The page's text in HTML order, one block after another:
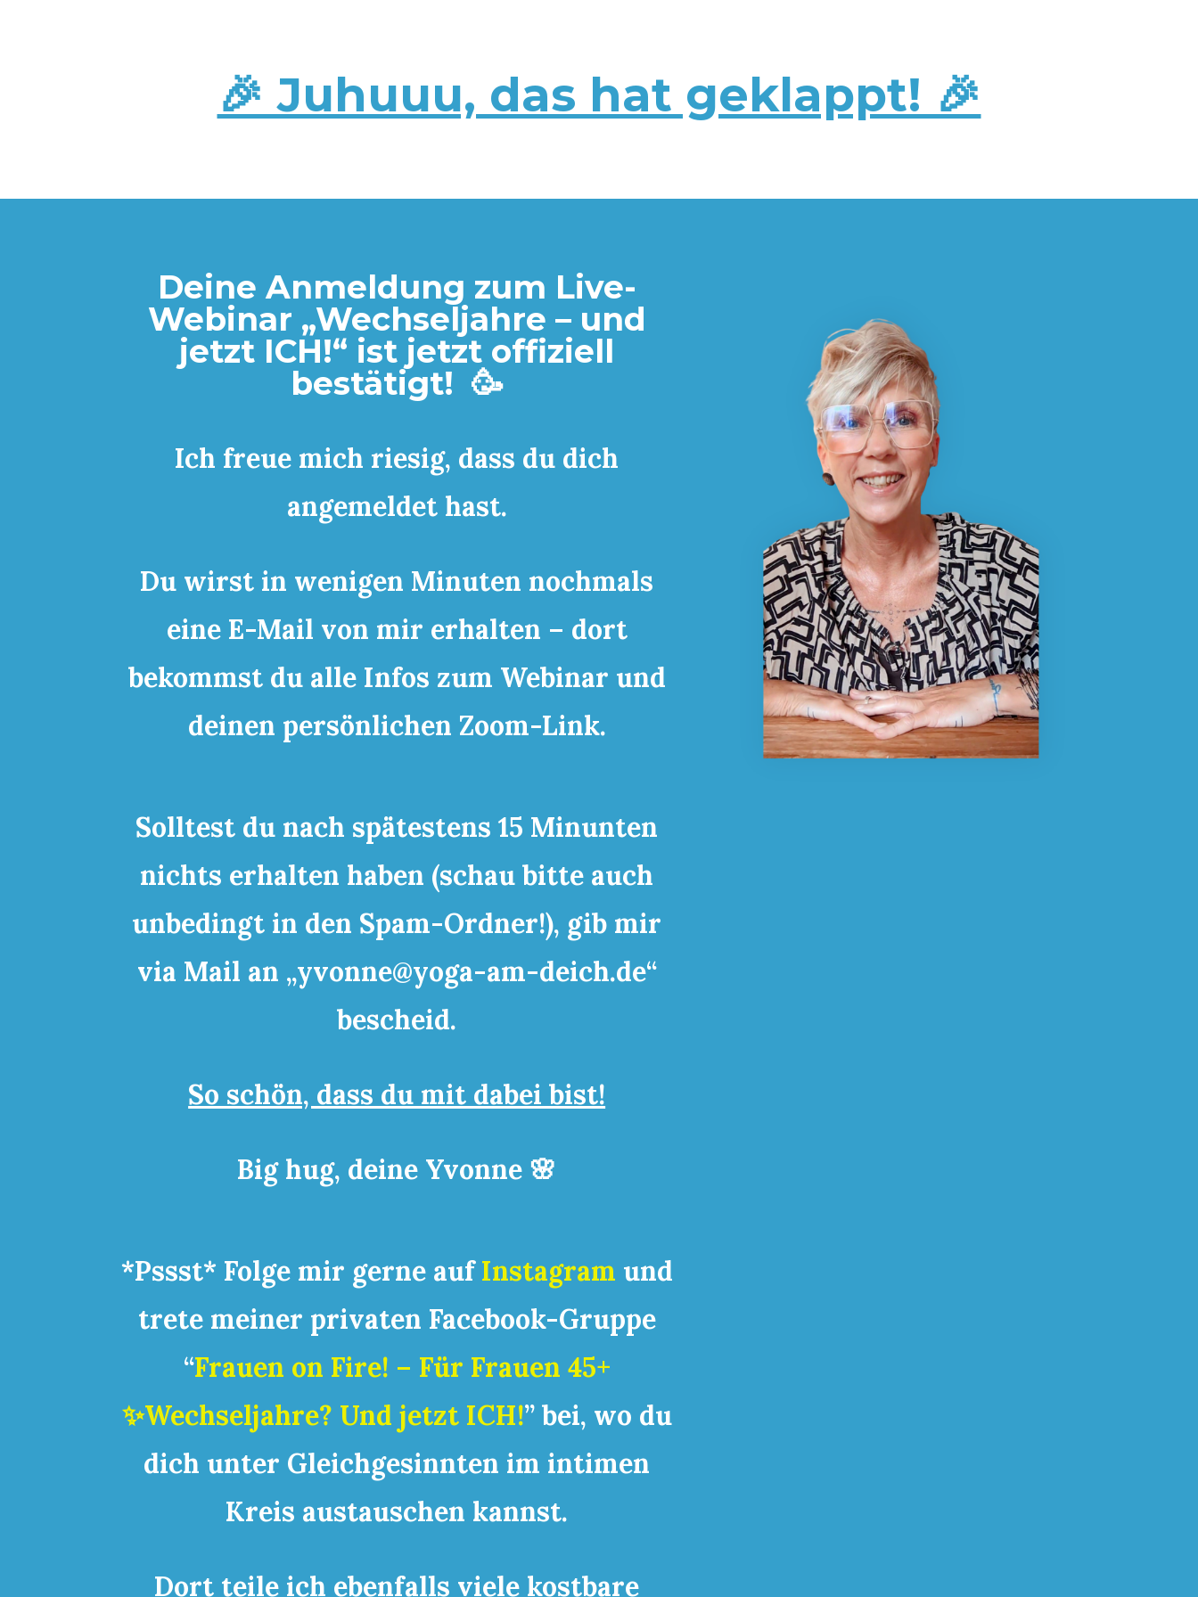
🎉 Juhuuu, das hat geklappt! 🎉
Deine Anmeldung zum Live-
Webinar „Wechseljahre – und
jetzt ICH!“ ist jetzt offiziell
bestätigt! 🥳
Ich freue mich riesig, dass du dich
angemeldet hast.
Du wirst in wenigen Minuten nochmals
eine E-Mail von mir erhalten – dort
bekommst du alle Infos zum Webinar und
deinen persönlichen Zoom-Link.
Solltest du nach spätestens 15 Minunten
nichts erhalten haben (schau bitte auch
unbedingt in den Spam-Ordner!), gib mir
via Mail an „yvonne@yoga-am-deich.de“
bescheid.
So schön, dass du mit dabei bist!
Big hug, deine Yvonne 🌸
*Pssst* Folge mir gerne aufInstagram und
trete meiner privaten Facebook-Gruppe
“Frauen on Fire! – Für Frauen 45+
✨Wechseljahre? Und jetzt ICH!”bei, wo du
dich unter Gleichgesinnten im intimen
Kreis austauschen kannst.
Dort teile ich ebenfalls viele kostbare